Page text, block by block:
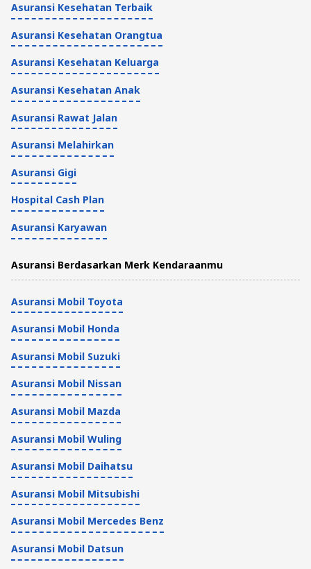
Asuransi Kesehatan Terbaik
Asuransi Kesehatan Orangtua
Asuransi Kesehatan Keluarga
Asuransi Kesehatan Anak
Asuransi Rawat Jalan
Asuransi Melahirkan
Asuransi Gigi
Hospital Cash Plan
Asuransi Karyawan
Asuransi Berdasarkan Merk Kendaraanmu
Asuransi Mobil Toyota
Asuransi Mobil Honda
Asuransi Mobil Suzuki
Asuransi Mobil Nissan
Asuransi Mobil Mazda
Asuransi Mobil Wuling
Asuransi Mobil Daihatsu
Asuransi Mobil Mitsubishi
Asuransi Mobil Mercedes Benz
Asuransi Mobil Datsun